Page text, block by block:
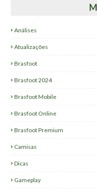
Análises
Atualizações
Brasfoot
Brasfoot 2024
Brasfoot Mobile
Brasfoot Online
Brasfoot Premium
Camisas
Dicas
Gameplay